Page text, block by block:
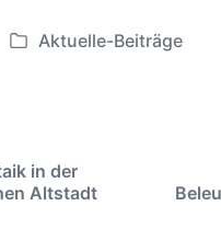
Veröffentlicht
Aktuelle-Beiträge
in der
Altstadt